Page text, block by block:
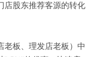
店股东推荐客源的转化
老板、理发店老板）中